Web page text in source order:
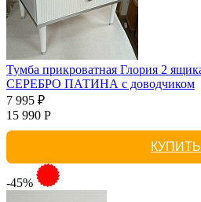
Тумба прикроватная Глория 2
СЕРЕБРО ПАТИНА с доводчиком
7 995 ₽
15 990 Р
КУПИТЬ
-45%